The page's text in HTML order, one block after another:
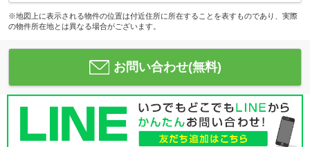
※地図上に表示される物件の位置は付近住所に所在することを表すものであり、実際
の物件所在地とは異なる場合がございます。
お問い合わせ(無料)